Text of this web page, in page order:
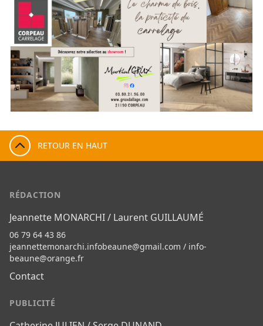
RETOUR EN HAUT
RÉDACTION
Jeannette MONARCHI / Laurent GUILLAUMÉ
06 79 64 43 86
jeannettemonarchi.infobeaune@gmail.com / info-
beaune@orange.fr
Contact
PUBLICITÉ